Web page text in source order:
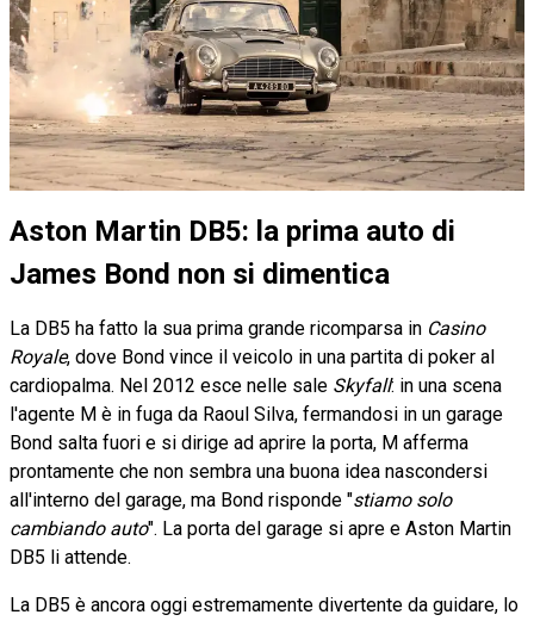
Aston Martin DB5: la prima auto di
James Bond non si dimentica
La DB5 ha fatto la sua prima grande ricomparsa in Casino
Royale, dove Bond vince il veicolo in una partita di poker al
cardiopalma. Nel 2012 esce nelle sale Skyfall: in una scena
l'agente M è in fuga da Raoul Silva, fermandosi in un garage
Bond salta fuori e si dirige ad aprire la porta, M afferma
prontamente che non sembra una buona idea nascondersi
all'interno del garage, ma Bond risponde "stiamo solo
cambiando auto". La porta del garage si apre e Aston Martin
DB5 li attende.
La DB5 è ancora oggi estremamente divertente da guidare, lo